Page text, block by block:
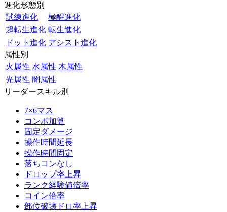
進化形態別
試練進化
極醒進化
超転生進化 転生進化
ドット進化 アシスト進化
属性別
火属性 水属性 木属性
光属性 闇属性
リーダースキル別
7×6マス
コンボ加算
固定ダメージ
操作時間延長
操作時間固定
落ちコンなし
ドロップ率上昇
ランク経験値倍率
コイン倍率
部位破壊ドロ率上昇